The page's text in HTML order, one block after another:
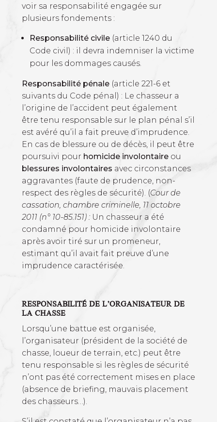
voir sa responsabilité engagée sur
plusieurs fondements :
Responsabilité civile(article 1240 du
Code civil) : il devra indemniser la victime
pour les dommages causés.
Responsabilité pénale(article 221-6 et
suivants du Code pénal) : Le chasseur a
l’origine de l’accident peut également
être tenu responsable sur le plan pénal s’il
est avéré qu’il a fait preuve d’imprudence.
En cas de blessure ou de décès, il peut être
poursuivi pour homicide involontaireou
blessures involontaires avec circonstances
aggravantes (faute de prudence, non-
respect des règles de sécurité). (Cour de
cassation, chambre criminelle, 11 octobre
2011 (n° 10-85.151) : Un chasseur a été
condamné pour homicide involontaire
après avoir tiré sur un promeneur,
estimant qu’il avait fait preuve d’une
imprudence caractérisée.
RESPONSABILITÉ DE L’ORGANISATEUR DE
LA CHASSE
Lorsqu’une battue est organisée,
l’organisateur (président de la société de
chasse, loueur de terrain, etc.) peut être
tenu responsable si les règles de sécurité
n’ont pas été correctement mises en place
(absence de briefing, mauvais placement
des chasseurs…).